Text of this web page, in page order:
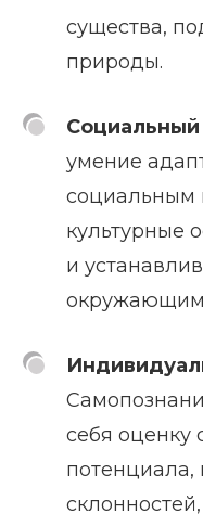
существа,
природы.
Социальный
умение
социальным
культурные
и
себя оценку
потенциала,